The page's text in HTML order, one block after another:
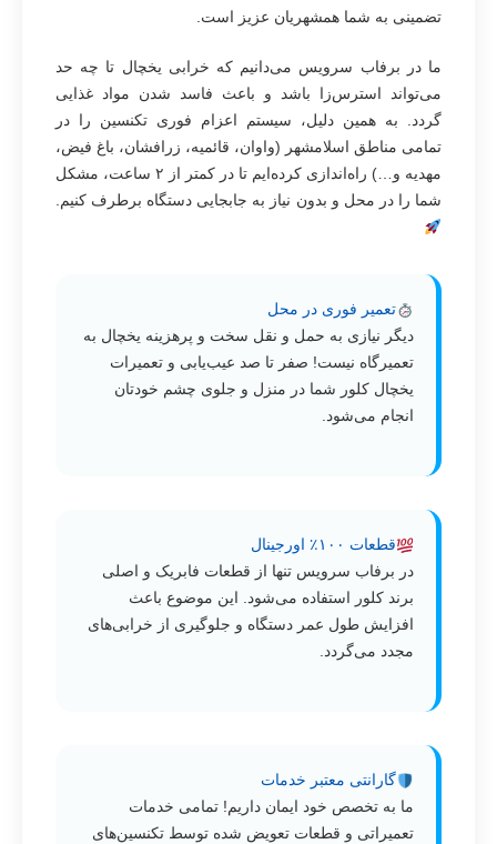
تضمینی به شما همشهریان عزیز است.
ما در برفاب سرویس می‌دانیم که خرابی یخچال تا چه حد
می‌تواند استرس‌زا باشد و باعث فاسد شدن مواد غذایی
گردد. به همین دلیل، سیستم اعزام فوری تکنسین را در
تمامی مناطق اسلامشهر (واوان، قائمیه، زرافشان، باغ فیض،
مهدیه و…) راه‌اندازی کرده‌ایم تا در کمتر از ۲ ساعت، مشکل
شما را در محل و بدون نیاز به جابجایی دستگاه برطرف کنیم.
تعمیر فوری در محل
دیگر نیازی به حمل و نقل سخت و پرهزینه یخچال به
تعمیرگاه نیست! صفر تا صد عیب‌یابی و تعمیرات
یخچال کلور شما در منزل و جلوی چشم خودتان
انجام می‌شود.
قطعات ۱۰۰٪ اورجینال
در برفاب سرویس تنها از قطعات فابریک و اصلی
برند کلور استفاده می‌شود. این موضوع باعث
افزایش طول عمر دستگاه و جلوگیری از خرابی‌های
مجدد می‌گردد.
گارانتی معتبر خدمات
ما به تخصص خود ایمان داریم! تمامی خدمات
تعمیراتی و قطعات تعویض شده توسط تکنسین‌های